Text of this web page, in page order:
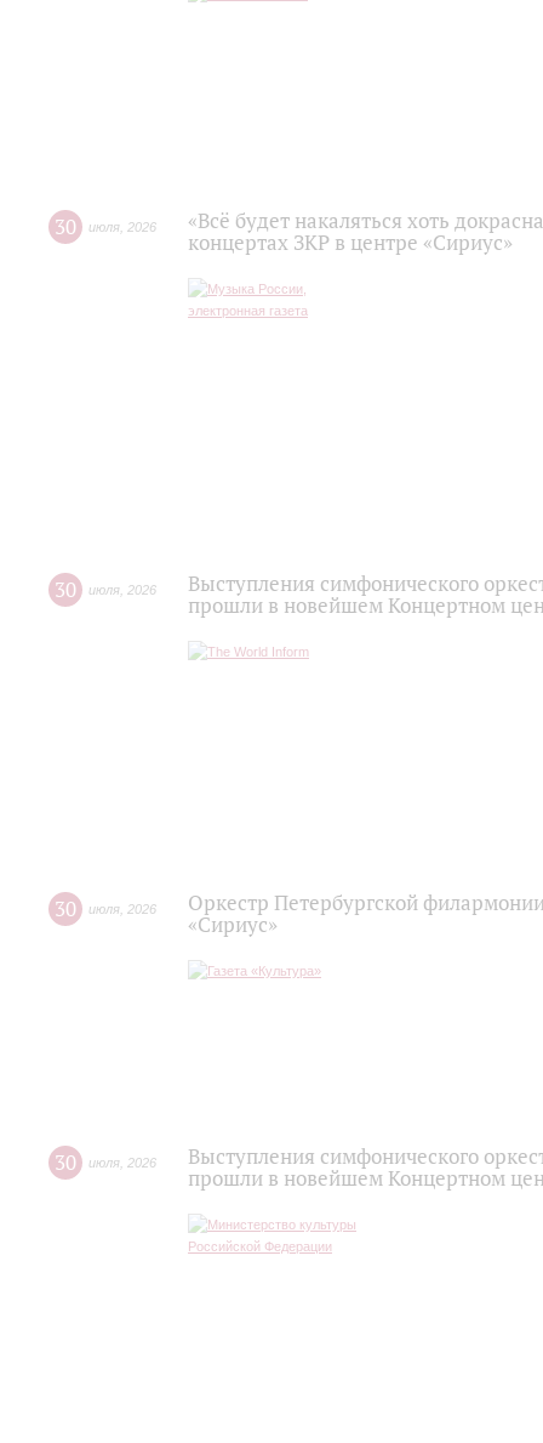
30 июля 2026
«Всё будет накаляться хоть
концертах ЗКР в центре «Сириус»
30 июля 2026
Выступления симфонического
прошли в новейшем Концертном
30 июля 2026
Оркестр Петербургской
«Сириус»
30 июля 2026
Выступления симфонического
прошли в новейшем Концертном